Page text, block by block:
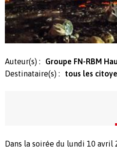
Auteur(s) :
Groupe FN-RBM
Destinataire(s) :
tous les
Dans la soirée du lundi 10